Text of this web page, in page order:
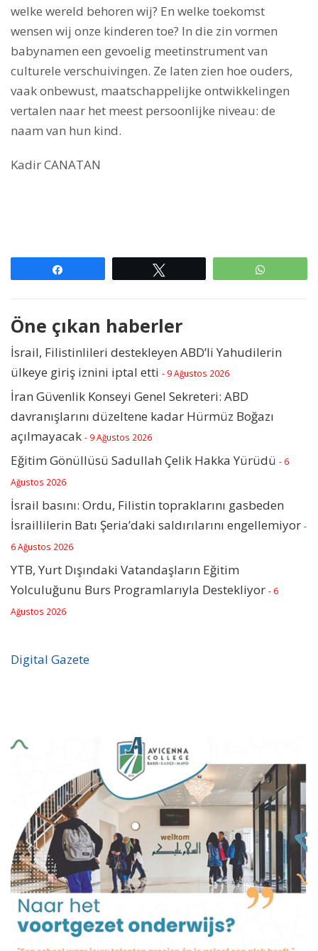
welke wereld behoren wij? En welke toekomst
wensen wij onze kinderen toe? In die zin vormen
babynamen een gevoelig meetinstrument van
culturele verschuivingen. Ze laten zien hoe ouders,
vaak onbewust, maatschappelijke ontwikkelingen
vertalen naar het meest persoonlijke niveau: de
naam van hun kind.
Kadir CANATAN
Öne çıkan haberler
İsrail, Filistinlileri destekleyen ABD’li Yahudilerin
ülkeye giriş iznini iptal etti - 9 Ağustos 2026
İran Güvenlik Konseyi Genel Sekreteri: ABD
davranışlarını düzeltene kadar Hürmüz Boğazı
açılmayacak - 9 Ağustos 2026
Eğitim Gönüllüsü Sadullah Çelik Hakka Yürüdü - 6
Ağustos 2026
İsrail basını: Ordu, Filistin topraklarını gasbeden
İsraillilerin Batı Şeria’daki saldırılarını engellemiyor -
6 Ağustos 2026
YTB, Yurt Dışındaki Vatandaşların Eğitim
Yolculuğunu Burs Programlarıyla Destekliyor - 6
Ağustos 2026
Digital Gazete